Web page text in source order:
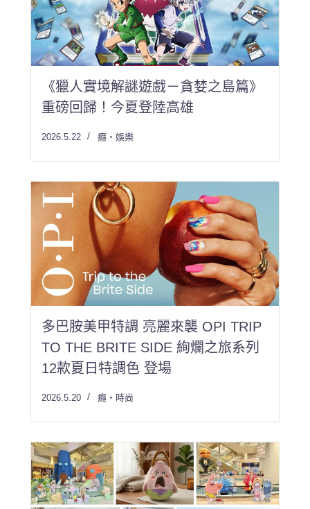
《獵人實境解謎遊戲－貪婪之島篇》
重磅回歸！今夏登陸高雄
2026.5.22 癮・娛樂
多巴胺美甲特調 亮麗來襲 OPI TRIP
TO THE BRITE SIDE 絢爛之旅系列
12款夏日特調色 登場
2026.5.20 癮・時尚